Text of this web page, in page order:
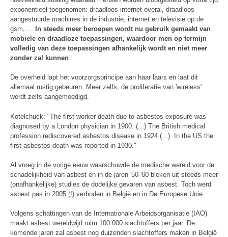
exponentieel toegenomen: draadloos internet overal, draadloos
aangestuurde machines in de industrie, internet en televisie op de
gsm, ...
In steeds meer beroepen wordt nu gebruik gemaakt van
mobiele en draadloze toepassingen, waardoor men op termijn
volledig van deze toepassingen afhankelijk wordt en niet meer
zonder zal kunnen.
De overheid lapt het voorzorgsprincipe aan haar laars en laat dit
allemaal rustig gebeuren. Meer zelfs, de proliferatie van 'wireless'
wordt zelfs aangemoedigd.
Kotelchuck: "The first worker death due to asbestos exposure was
diagnosed by a London physician in 1900. (...) The British medical
profession rediscovered asbestos disease in 1924 (...). In the US the
first asbestos death was reported in 1930."
Al vroeg in de vorige eeuw waarschuwde de medische wereld voor de
schadelijkheid van asbest en in de jaren '50-'60 bleken uit steeds meer
(onafhankelijke) studies de dodelijke gevaren van asbest. Toch werd
asbest pas in 2005 (!) verboden in België en in De Europese Unie.
Volgens schattingen van de Internationale Arbeidsorganisatie (IAO)
maakt asbest wereldwijd ruim 100.000 slachtoffers per jaar. De
komende jaren zal asbest nog duizenden slachtoffers maken in België